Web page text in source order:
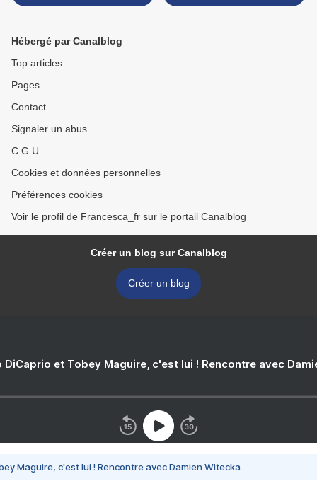
Hébergé par Canalblog
Top articles
Pages
Contact
Signaler un abus
C.G.U.
Cookies et données personnelles
Préférences cookies
Voir le profil de Francesca_fr sur le portail Canalblog
Créer un blog sur Canalblog
Créer un blog
DiCaprio et Tobey Maguire, c'est lui ! Rencontre avec
Maguire, c'est lui ! Rencontre avec Damien Witecka